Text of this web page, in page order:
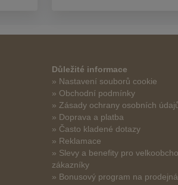
Důležité informace
» Nastavení souborů cookie
» Obchodní podmínky
» Zásady ochrany osobních
» Doprava a platba
» Často kladené dotazy
» Reklamace
» Slevy a benefity pro
zákazníky
» Bonusový program na